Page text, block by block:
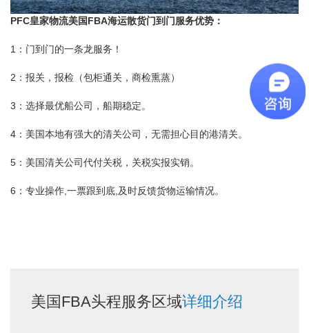
PFC皇家物流美国FBA海运散货门到门服务优势：
1：门到门的一条龙服务！
2：报关，报检（包柜通关，商检熏蒸）
3：选择最优船公司，船期稳定。
4：美国本地有强大的清关公司，无需担心目的港清关。
5：美国清关公司代付关税，关税实报实销。
6：专业操作,一票跟到底,及时反馈货物运输情况。
美国FBA头程服务区域详细介绍